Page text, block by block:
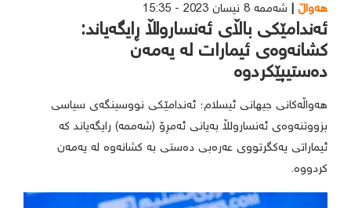
هەواڵ شەممە 8 نیسان 2023 - 15:35
ئەندامێکی باڵای ئەنسارولڵا ڕایگەیاند:
کشانەوەی ئیمارات لە یەمەن
دەستیپێکردوە
هەواڵەکانی جیهانی ئیسلام؛ ئەندامێکی نووسینگەی سیاسی
بزووتنەوەی ئەنسارولڵا بەیانی ئەمڕۆ (شەممە) رایگەیاند کە
ئیماراتی یەکگرتووی عەرەبی دەستی بە کشانەوە لە یەمەن
کردووە.